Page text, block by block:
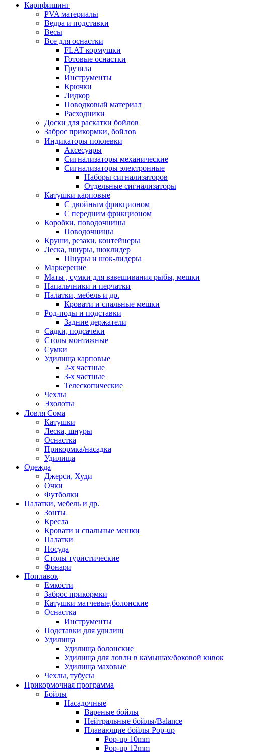
Карпфишинг
PVA материалы
Ведра и подставки
Весы
Все для оснастки
FLAT кормушки
Готовые оснастки
Грузила
Инструменты
Крючки
Лидкор
Поводковый материал
Расходники
Доски для раскатки бойлов
Заброс прикормки, бойлов
Индикаторы поклевки
Аксесуары
Сигнализаторы механические
Сигнализаторы электронные
Наборы сигнализаторов
Отдельные сигнализаторы
Катушки карповые
С двойным фрикционом
С передним фрикционом
Коробки, поводочницы
Поводочницы
Круши, резаки, контейнеры
Леска, шнуры, шоклидер
Шнуры и шок-лидеры
Маркерение
Маты , сумки для взвешивания рыбы, мешки
Напальчники и перчатки
Палатки, мебель и др.
Кровати и спальные мешки
Род-поды и подставки
Задние держатели
Садки, подсачеки
Столы монтажные
Сумки
Удилища карповые
2-х частные
3-х частные
Телескопические
Чехлы
Эхолоты
Ловля Сома
Катушки
Леска, шнуры
Оснастка
Прикормка/насадка
Удилища
Одежда
Джерси, Худи
Очки
Футболки
Палатки, мебель и др.
Зонты
Кресла
Кровати и спальные мешки
Палатки
Посуда
Столы туристические
Фонари
Поплавок
Емкости
Заброс прикормки
Катушки матчевые,болонские
Оснастка
Инструменты
Подставки для удилищ
Удилища
Удилища болонские
Удилища для ловли в камышах/боковой кивок
Удилища маховые
Чехлы, тубусы
Прикормочная программа
Бойлы
Насадочные
Вареные бойлы
Нейтральные бойлы/Balance
Плавающие бойлы Pop-up
Pop-up 10mm
Pop-up 12mm